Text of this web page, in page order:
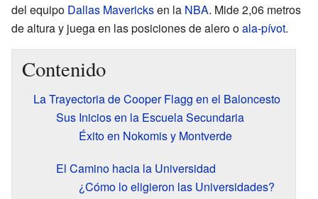
del equipo Dallas Mavericksen la NBA. Mide 2,06 metros
de altura y juega en las posiciones de alero oala-pívot.
Contenido
La Trayectoria de Cooper Flagg en el Baloncesto
Sus Inicios en la Escuela Secundaria
Éxito en Nokomis y Montverde
El Camino hacia la Universidad
¿Cómo lo eligieron las Universidades?